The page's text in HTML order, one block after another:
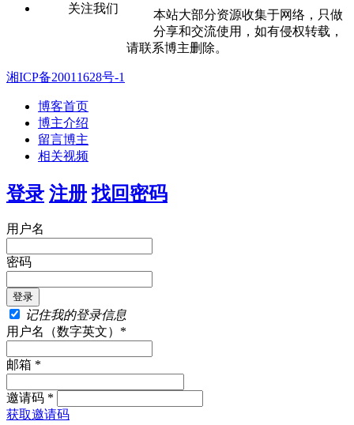
关注我们
本站大部分资源收集于网络，只做
分享和交流使用，如有侵权转载，
请联系博主删除。
湘ICP备20011628号-1
博客首页
博主介绍
留言博主
相关视频
登录 注册 找回密码
用户名
密码
记住我的登录信息
用户名（数字英文）*
邮箱 *
邀请码 *
获取邀请码